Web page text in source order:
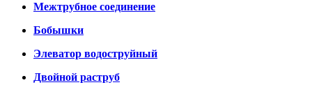
Межтрубное соединение
Бобышки
Элеватор водоструйный
Двойной раструб